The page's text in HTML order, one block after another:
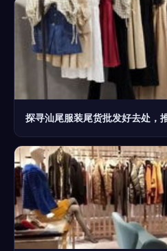
探寻汕尾服装尾货批发好去处，